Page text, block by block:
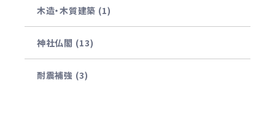
木造・木質建築 (1)
神社仏閣 (13)
耐震補強 (3)